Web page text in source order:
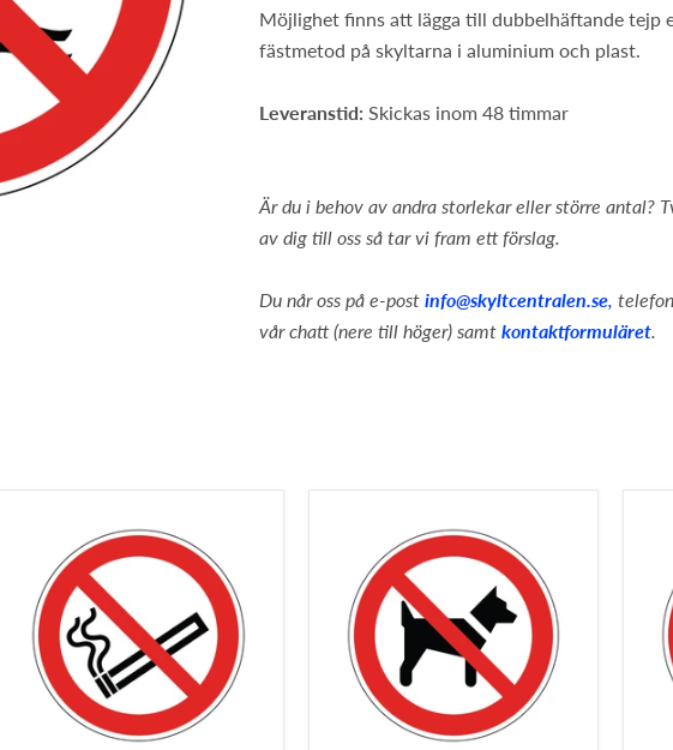
Möjlighet finns att lägga till dubbelhäftande tejp
fästmetod på skyltarna i aluminium och plast.
Leveranstid: Skickas inom 48 timmar
Är du i behov av andra storlekar eller större antal?
av dig till oss så tar vi fram ett förslag.
Du når oss på e-postinfo@skyltcentralen.se,
vår chatt (nere till höger) samtkontaktformuläret.